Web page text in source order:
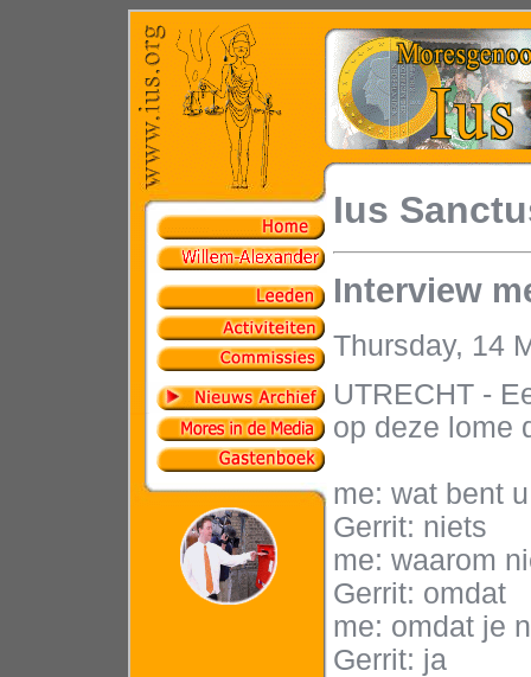
Ius
Interview
Thursday, 14
UTRECHT -
op deze lome
me: wat bent
Gerrit: niets
me: waarom
Gerrit: omdat
me: omdat je
Gerrit: ja